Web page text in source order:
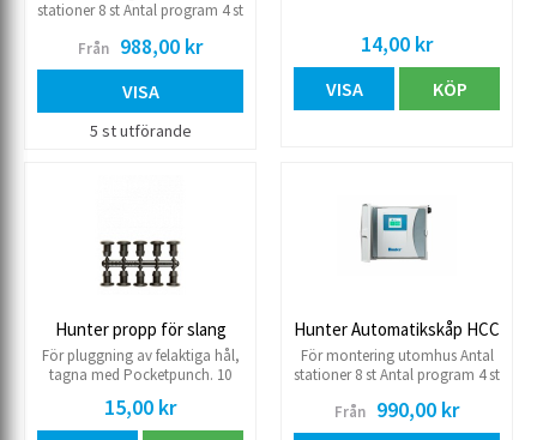
stationer 8 st Antal program 4 st
drifttid/kanal 12 timmar
Utbyggnadsbar till max 38
stationer 230 V Antal
Kompatibel med samtliga Clik
Från 988,00 kr
VISA
5 st utförande
14,00 kr
VISA KÖP
Hunter propp för slang
För pluggning av felaktiga hål,
tagna med Pocketpunch. 10
15,00 kr
Hunter Automatikskåp HCC
För montering utomhus Antal
stationer 8 st Antal program 4 st
drifttid/kanal 12 timmar
Utbyggnadsbar till max 38
Från 990,00 kr